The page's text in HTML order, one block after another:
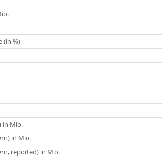
(in %)
in Mio.
in Mio.
reported) in Mio.